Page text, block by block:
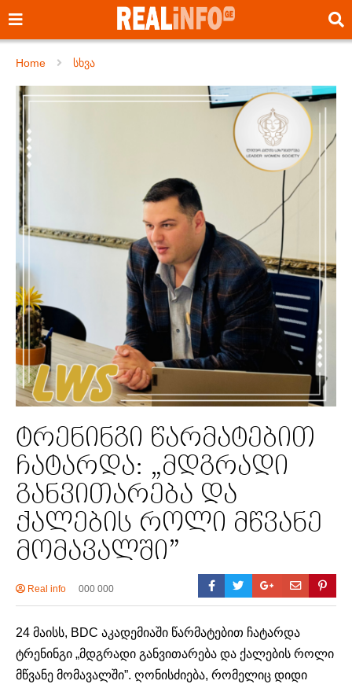
Home სხვა
ტრენინგი წარმატებით
ჩატარდა: „მდგრადი
განვითარება და
ქალების როლი მწვანე
მომავალში”
Real info 000 000
24 მაისს, BDC აკადემიაში წარმატებით ჩატარდა
ტრენინგი „მდგრადი განვითარება და ქალების როლი
მწვანე მომავალში”. ღონისძიება, რომელიც დიდი